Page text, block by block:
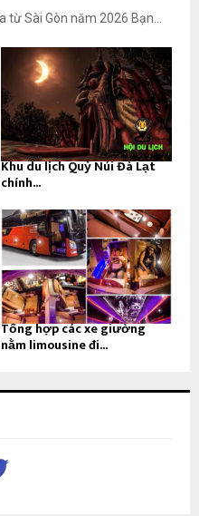
từ Sài Gòn năm 2026 Bạn...
Khu du lịch Quỷ Núi Đà Lạt
chính...
Tổng hợp các xe giường
nằm limousine đi...